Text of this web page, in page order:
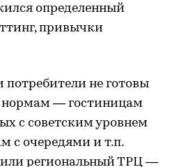
определенный
привычки
потребители не готовы
нормам — гостиницам
с советским уровнем
с очередями и т.п.
региональный ТРЦ —